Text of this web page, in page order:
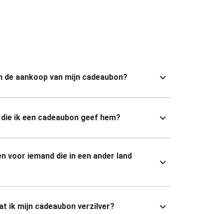
aankoop van mijn cadeaubon?
ik een cadeaubon geef hem?
voor iemand die in een ander land
ik mijn cadeaubon verzilver?